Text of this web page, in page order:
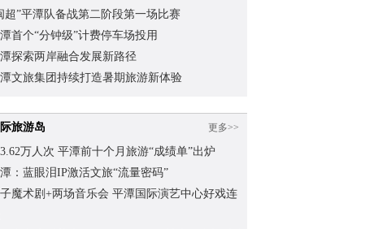
超”平潭队备战第二阶段第一场比赛
首个“分钟级”计费停车场投用
探索两岸融合发展新路径
文旅集团持续打造暑期旅游新体验
更多>>
旅游岛
万人次 平潭前十个月旅游“成绩单”出炉
：蓝眼泪IP激活文旅“流量密码”
魔术剧+两场音乐会 平潭国际演艺中心好戏连